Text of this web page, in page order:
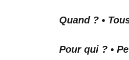
Quand ? •
Pour qui ? •